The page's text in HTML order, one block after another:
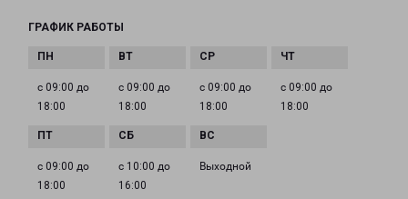
ГРАФИК РАБОТЫ
с 09:00 до
18:00
с 09:00 до
18:00
с 09:00 до
18:00
с 09:00 до
18:00
с 09:00 до
18:00
с 10:00 до
16:00
Выходной